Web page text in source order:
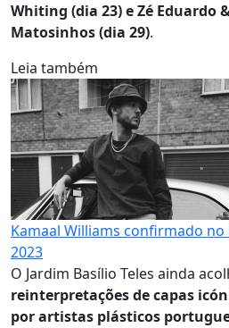
Whiting (dia 23) e Zé Eduardo
Matosinhos (dia 29).
Leia também
Kamaal Williams confirmado no
2023
O Jardim Basílio Teles ainda
reinterpretações de capas
por artistas plásticos